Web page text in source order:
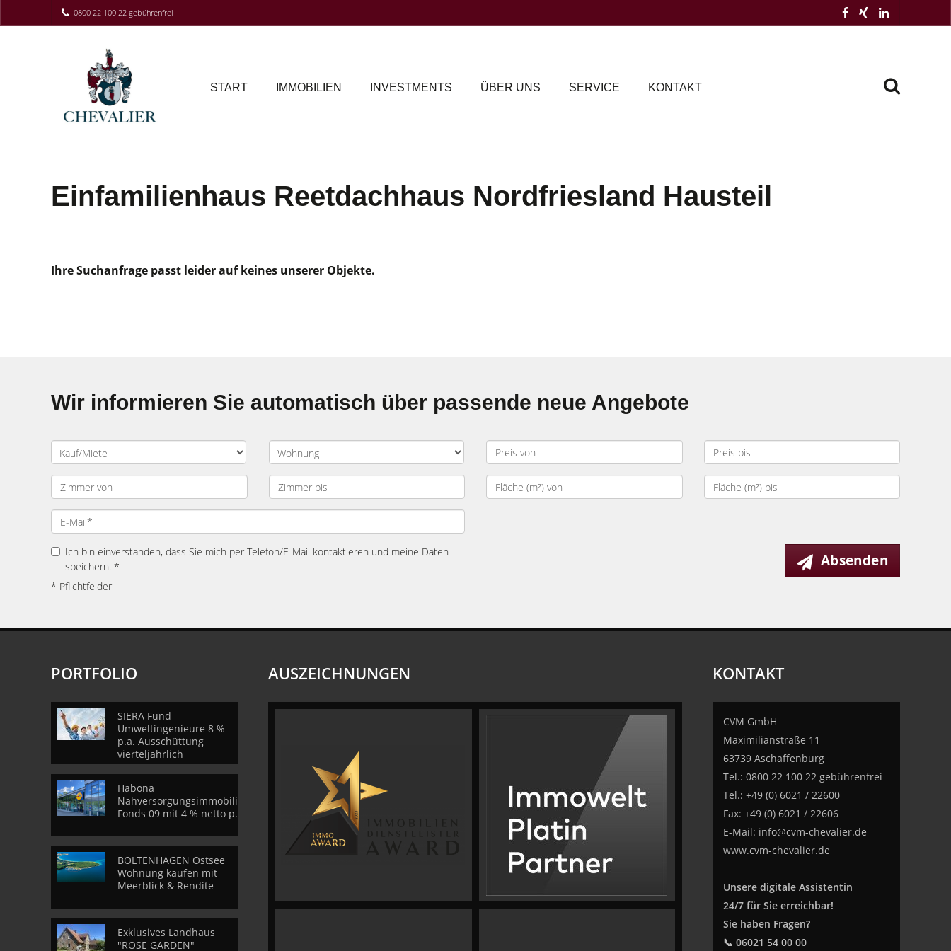
0800 22 100 22 gebührenfrei
START IMMOBILIEN INVESTMENTS ÜBER UNS SERVICE KONTAKT
Einfamilienhaus Reetdachhaus Nordfriesland Hausteil
Ihre Suchanfrage passt leider auf keines unserer Objekte.
Wir informieren Sie automatisch über passende neue Angebote
Ich bin einverstanden, dass Sie mich per Telefon/E-Mail kontaktieren und meine Daten
speichern. *
* Pflichtfelder
Absenden
PORTFOLIO
SIERA Fund
Umweltingenieure 8 %
p.a. Ausschüttung
vierteljährlich
Habona
Nahversorgungsimmobilien
Fonds 09 mit 4 % netto p.a.
BOLTENHAGEN Ostsee
Wohnung kaufen mit
Meerblick & Rendite
Exklusives Landhaus
"ROSE GARDEN"
AUSZEICHNUNGEN KONTAKT
CVM GmbH
Maximilianstraße 11
63739 Aschaffenburg
Tel.: 0800 22 100 22 gebührenfrei
Tel.: +49 (0) 6021 / 22600
Fax: +49 (0) 6021 / 22606
E-Mail: info@cvm-chevalier.de
www.cvm-chevalier.de
Unsere digitale Assistentin
24/7 für Sie erreichbar!
Sie haben Fragen?
📞 06021 54 00 00